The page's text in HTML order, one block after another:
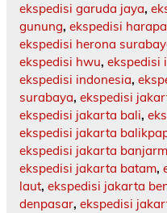
ekspedisi garuda jaya,
gunung, ekspedisi
ekspedisi herona
ekspedisi hwu, ekspedisi
ekspedisi indonesia,
surabaya, ekspedisi
ekspedisi jakarta bali,
ekspedisi jakarta
ekspedisi jakarta
ekspedisi jakarta batam,
laut, ekspedisi jakarta
denpasar, ekspedisi